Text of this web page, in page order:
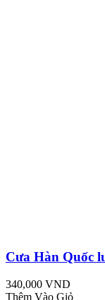
Cưa Hàn Quốc
340,000 VND
Thêm Vào Giỏ